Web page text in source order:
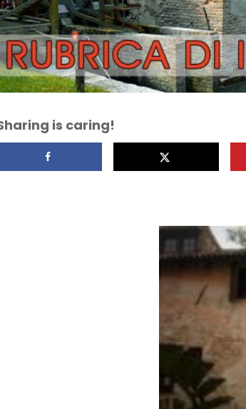
is caring!